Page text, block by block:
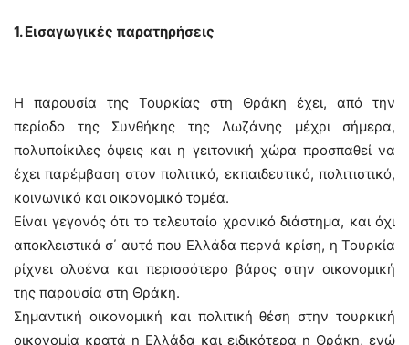
1. Εισαγωγικές παρατηρήσεις
Η παρουσία της Τουρκίας στη Θράκη έχει, από την
περίοδο της Συνθήκης της Λωζάνης μέχρι σήμερα,
πολυποίκιλες όψεις και η γειτονική χώρα προσπαθεί να
έχει παρέμβαση στον πολιτικό, εκπαιδευτικό, πολιτιστικό,
κοινωνικό και οικονομικό τομέα.
Είναι γεγονός ότι το τελευταίο χρονικό διάστημα, και όχι
αποκλειστικά σ΄ αυτό που Ελλάδα περνά κρίση, η Τουρκία
ρίχνει ολοένα και περισσότερο βάρος στην οικονομική
της παρουσία στη Θράκη.
Σημαντική οικονομική και πολιτική θέση στην τουρκική
οικονομία κρατά η Ελλάδα και ειδικότερα η Θράκη, ενώ